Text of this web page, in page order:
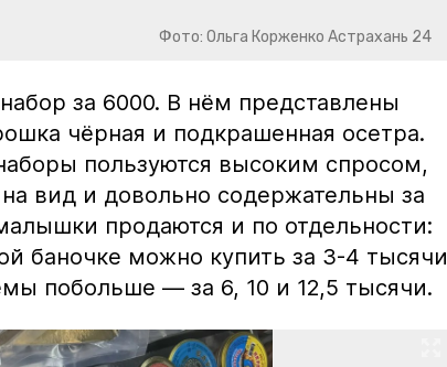
Фото: Ольга Корженко Астрахань 24
за 6000. В нём представлены
чёрная и подкрашенная осетра.
пользуются высоким спросом,
вид и довольно содержательны за
продаются и по отдельности:
баночке можно купить за 3-4 тысячи
побольше — за 6, 10 и 12,5 тысячи.